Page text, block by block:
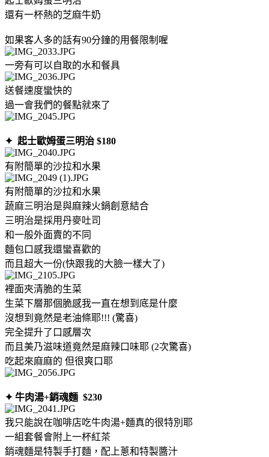
還有一杯熱的芝麻牛奶
如果客人多的話有90分鐘的用餐限制喔
一旁有可以自取的水和餐具
送餐速度蠻快的
過一會我們的餐點就來了
✦ 起士歐姆蛋三明治 $180
有附簡單的沙拉和水果
有附簡單的沙拉和水果
蔬麻三明治是與麻辣火鍋創意結合
三明治是採用丹麥吐司
和一般外面賣的不同
麵包口感我還蠻喜歡的
而且超大一份(快跟我的大臉一樣大了)
裡面夾清脆的生菜
生菜下層那個脆感我一直在想到底是什麼
沒想到竟然是老油條耶!!! (驚喜)
完全提升了口感層次
而且美乃滋味道竟然是麻辣口味耶 (2次驚喜)
吃起來麻麻的 但很爽口耶
✦ 牛肉湯+銷魂麵 $230
我只能說在咖啡店吃牛肉湯+麵真的很特別耶
一組套餐會附上一杯紅茶
銷魂麵是特製手打麵，配上蔥和特製醬汁